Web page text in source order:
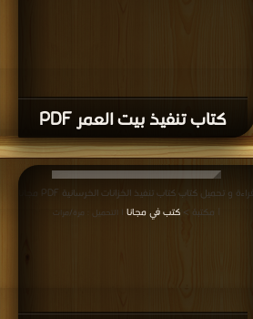
كتاب تنفيذ بيت العمر PDF
| مكتبة > كتب في مجانا| التحميل : مرة/مرات